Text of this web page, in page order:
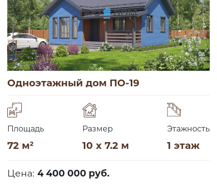
Одноэтажный дом ПО-19
Площадь
72 м²
Размер
10 x 7.2 м
Этажность
1 этаж
Цена: 4 400 000 руб.